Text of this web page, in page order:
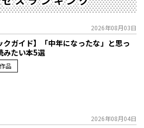
2026年08月03日
クガイド】「中年になったな」と思っ
みたい本5選
品
2026年08月04日